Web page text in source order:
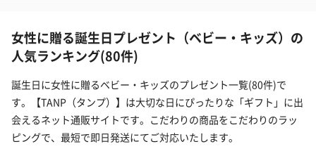
女性に贈る誕生日プレゼント（ベビー・キッズ）の
人気ランキング(80件)
誕生日に女性に贈るベビー・キッズのプレゼント一覧(80件)で
す。【TANP（タンプ）】は大切な日にぴったりな「ギフト」に出
会えるネット通販サイトです。こだわりの商品をこだわりのラッ
ピングで、最短で即日発送にてご対応いたします。